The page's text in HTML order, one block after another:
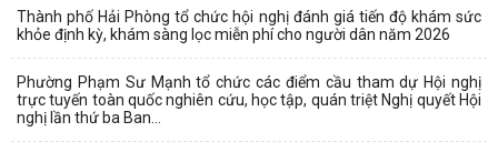
Thành phố Hải Phòng tổ chức hội nghị đánh giá tiến độ khám sức
khỏe định kỳ, khám sàng lọc miễn phí cho người dân năm 2026
Phường Phạm Sư Mạnh tổ chức các điểm cầu tham dự Hội nghị
trực tuyến toàn quốc nghiên cứu, học tập, quán triệt Nghị quyết Hội
nghị lần thứ ba Ban...